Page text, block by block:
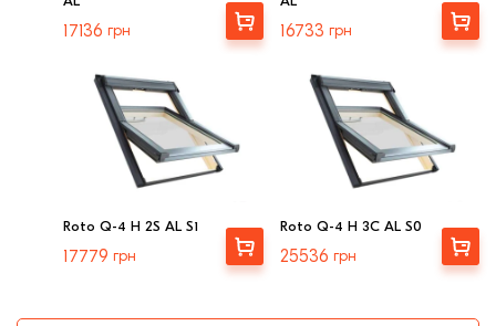
17136 грн
Выбрать
16733 грн
Выбрать
Roto Q-4 H 2S AL S1
17779 грн
Купити
Roto Q-4 H 3С AL S0
25536 грн
Купити